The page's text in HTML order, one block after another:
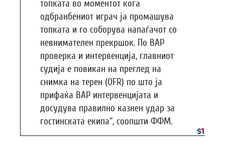
топката во моментот кога
одбранбениот играч ја промашува
топката и го соборува напаѓачот со
невнимателен прекршок. По ВАР
проверка и интервенција, главниот
судија е повикан на преглед на
снимка на терен (OFR) по што ја
прифаќа ВАР интервенцијата и
досудува правилно казнен удар за
гостинската екипа“, соопшти ФФМ.